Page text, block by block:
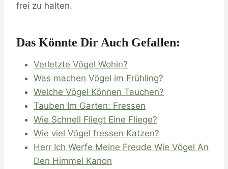
frei zu halten.
Das Könnte Dir Auch Gefallen:
Verletzte Vögel Wohin?
Was machen Vögel im Frühling?
Welche Vögel Können Tauchen?
Tauben Im Garten: Fressen
Wie Schnell Fliegt Eine Fliege?
Wie viel Vögel fressen Katzen?
Herr Ich Werfe Meine Freude Wie Vögel An
Den Himmel Kanon